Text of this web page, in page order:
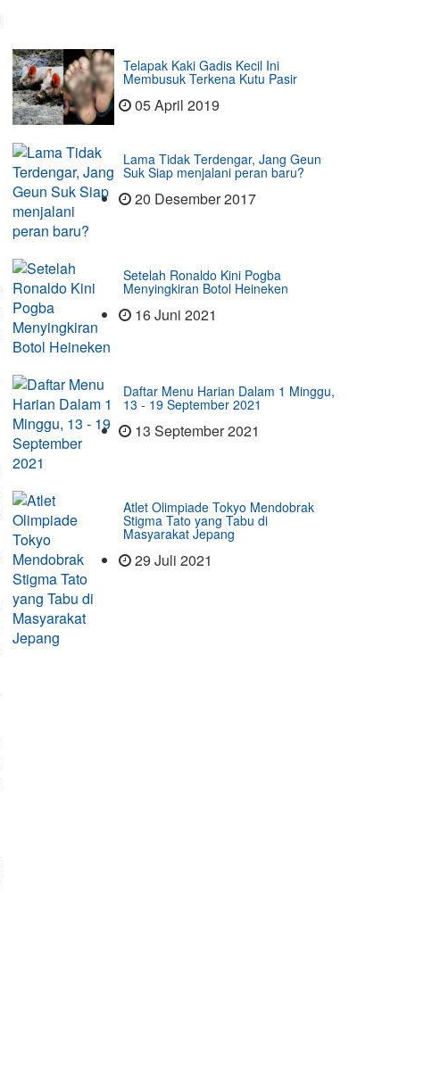
Telapak Kaki Gadis Kecil Ini
Membusuk Terkena Kutu Pasir
05 April 2019
Lama Tidak Terdengar, Jang Geun
Suk Siap menjalani peran baru?
20 Desember 2017
Setelah Ronaldo Kini Pogba
Menyingkiran Botol Heineken
16 Juni 2021
Daftar Menu Harian Dalam 1 Minggu,
13 - 19 September 2021
13 September 2021
Atlet Olimpiade Tokyo Mendobrak
Stigma Tato yang Tabu di
Masyarakat Jepang
29 Juli 2021